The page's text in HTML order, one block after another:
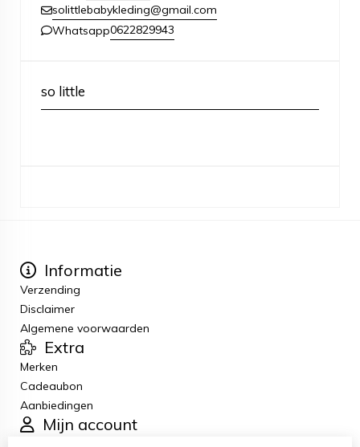
solittlebabykleding@gmail.com
Whatsapp0622829943
so little
Informatie
Verzending
Disclaimer
Algemene voorwaarden
Extra
Merken
Cadeaubon
Aanbiedingen
Mijn account